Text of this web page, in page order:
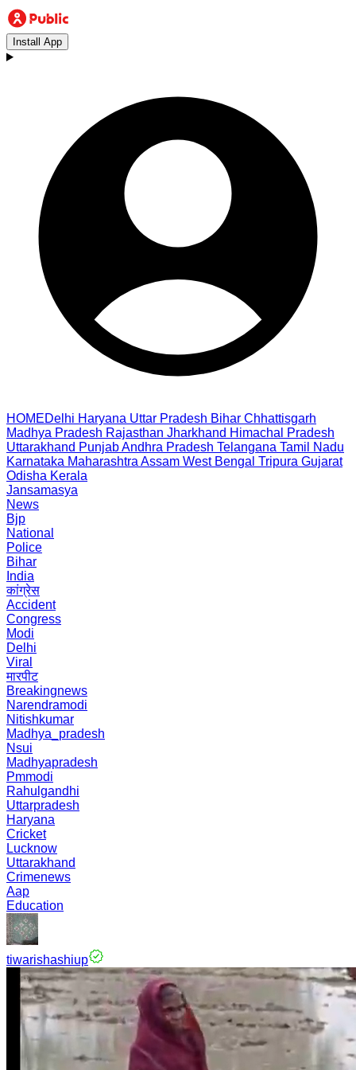
Install App
HOMEDelhi Haryana Uttar Pradesh Bihar Chhattisgarh
Madhya Pradesh Rajasthan Jharkhand Himachal Pradesh
Uttarakhand PunjabAndhra Pradesh Telangana Tamil Nadu
Karnataka Maharashtra Assam West Bengal Tripura Gujarat
Odisha Kerala
Jansamasya
News
Bjp
National
Police
Bihar
India
कांग्रेस
Accident
Congress
Modi
Delhi
Viral
मारपीट
Breakingnews
Narendramodi
Nitishkumar
Madhya_pradesh
Nsui
Madhyapradesh
Pmmodi
Rahulgandhi
Uttarpradesh
Haryana
Cricket
Lucknow
Uttarakhand
Crimenews
Aap
Education
tiwarishashiup